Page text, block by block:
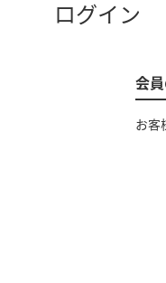
ログイン
会
お客